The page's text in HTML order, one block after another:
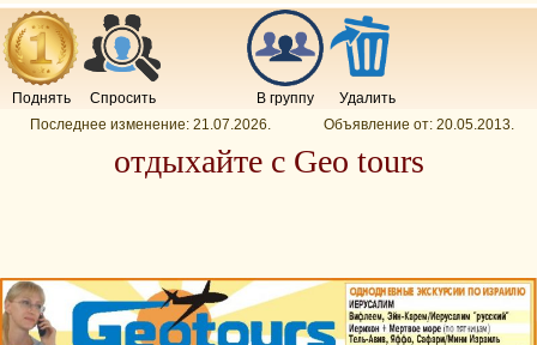
Поднять Спросить В группу
Удалить
Последнее изменение: 21.07.2026. Объявление от: 20.05.2013.
отдыхайте с Geo tours